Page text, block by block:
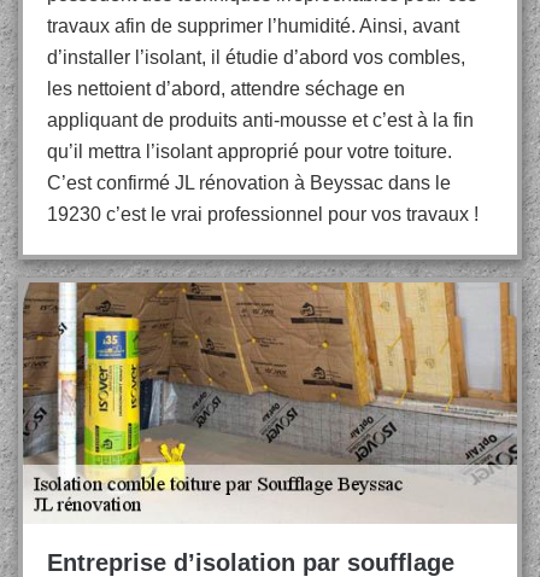
travaux afin de supprimer l’humidité. Ainsi, avant
d’installer l’isolant, il étudie d’abord vos combles,
les nettoient d’abord, attendre séchage en
appliquant de produits anti-mousse et c’est à la fin
qu’il mettra l’isolant approprié pour votre toiture.
C’est confirmé JL rénovation à Beyssac dans le
19230 c’est le vrai professionnel pour vos travaux !
Entreprise d’isolation par soufflage